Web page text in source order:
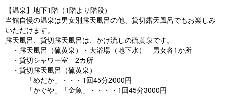
【温泉】地下1階（1階より階段）
当館自慢の温泉は男女別露天風呂の他、貸切露天風呂でもお楽しみ
いただけます。
露天風呂、貸切露天風呂は、かけ流しの硫黄泉です。
・露天風呂（硫黄泉）・大浴場（地下水） 男女各1か所
・貸切シャワー室 2カ所
・貸切露天風呂（硫黄泉）
「めだか」・・・1回45分2000円
「かぐや」「金魚」・・・・1回45分3000円